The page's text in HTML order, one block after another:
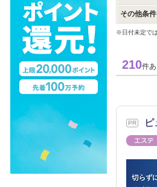
その他条件
※日付未定で
210件